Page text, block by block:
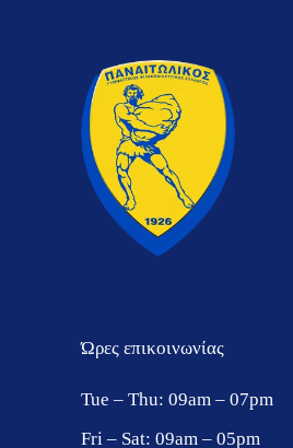
Ώρες επικοινωνίας
Tue ‒ Thu: 09am ‒ 07pm
Fri ‒ Sat: 09am ‒ 05pm